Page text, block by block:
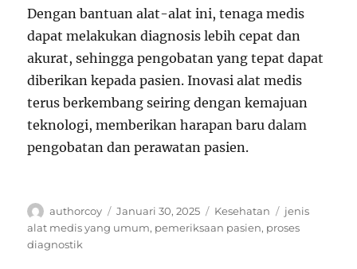
Dengan bantuan alat-alat ini, tenaga medis
dapat melakukan diagnosis lebih cepat dan
akurat, sehingga pengobatan yang tepat dapat
diberikan kepada pasien. Inovasi alat medis
terus berkembang seiring dengan kemajuan
teknologi, memberikan harapan baru dalam
pengobatan dan perawatan pasien.
Author
authorcoy
Posted
on
Januari 30, 2025 Categories
Kesehatan Tags
jenis
alat medis yang umum, pemeriksaan pasien, proses
diagnostik